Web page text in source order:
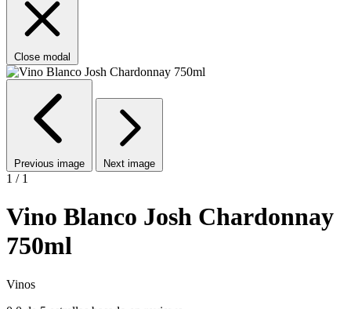
Close modal
Previous image Next image
1 / 1
Vino Blanco Josh Chardonnay
750ml
Vinos